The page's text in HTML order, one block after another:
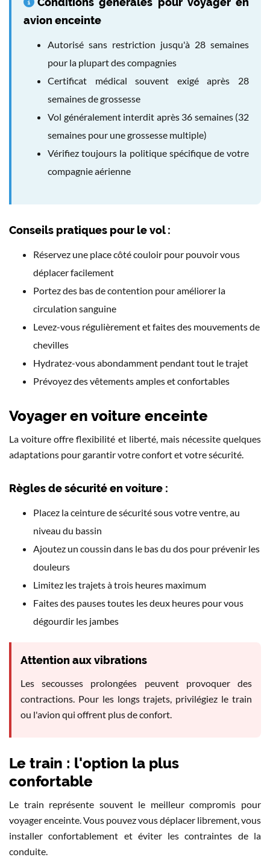
avion enceinte
Autorisé sans restriction jusqu'à 28 semaines
pour la plupart des compagnies
Certificat médical souvent exigé après 28
semaines de grossesse
Vol généralement interdit après 36 semaines (32
semaines pour une grossesse multiple)
Vérifiez toujours la politique spécifique de votre
compagnie aérienne
Conseils pratiques pour le vol :
Réservez une place côté couloir pour pouvoir vous
déplacer facilement
Portez des bas de contention pour améliorer la
circulation sanguine
Levez-vous régulièrement et faites des mouvements de
chevilles
Hydratez-vous abondamment pendant tout le trajet
Prévoyez des vêtements amples et confortables
Voyager en voiture enceinte
La voiture offre flexibilité et liberté, mais nécessite quelques
adaptations pour garantir votre confort et votre sécurité.
Règles de sécurité en voiture :
Placez la ceinture de sécurité sous votre ventre, au
niveau du bassin
Ajoutez un coussin dans le bas du dos pour prévenir les
douleurs
Limitez les trajets à trois heures maximum
Faites des pauses toutes les deux heures pour vous
dégourdir les jambes
Attention aux vibrations
Les secousses prolongées peuvent provoquer des
contractions. Pour les longs trajets, privilégiez le train
ou l'avion qui offrent plus de confort.
Le train : l'option la plus
confortable
Le train représente souvent le meilleur compromis pour
voyager enceinte. Vous pouvez vous déplacer librement, vous
installer confortablement et éviter les contraintes de la
conduite.